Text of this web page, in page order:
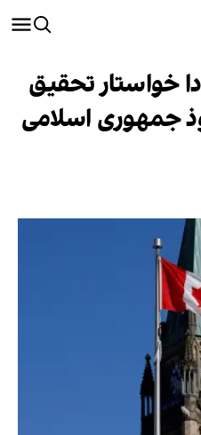
خواستار تحقیق
جمهوری اسلامی